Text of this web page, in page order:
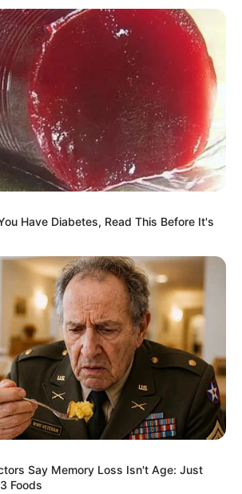
Have Diabetes, Read This Before It's
Say Memory Loss Isn't Age: Just
Foods